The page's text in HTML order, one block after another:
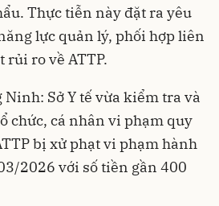
Thực tiễn này đặt ra yêu
lực quản lý, phối hợp liên
rủi ro về ATTP.
Ninh: Sở Y tế vừa kiểm tra và
chức, cá nhân vi phạm quy
bị xử phạt vi phạm hành
2026 với số tiền gần 400